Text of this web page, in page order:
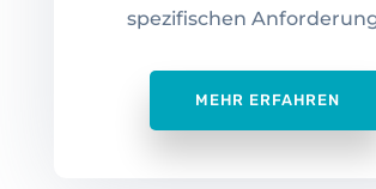
spezifischen
MEHR ERFAHREN